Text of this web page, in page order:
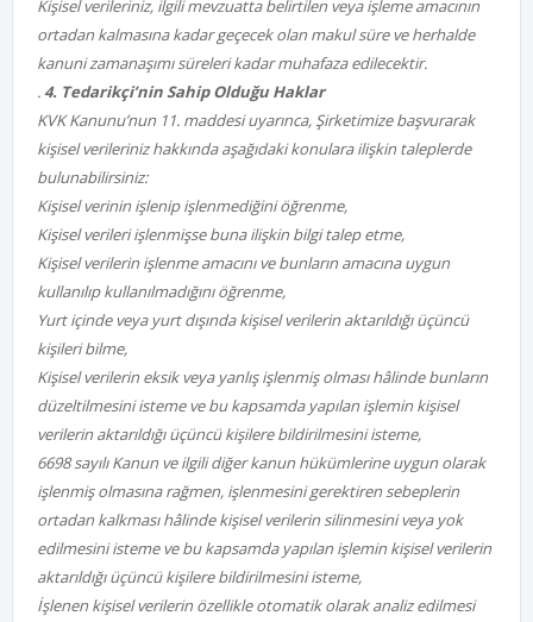
Kişisel verileriniz, ilgili mevzuatta belirtilen veya işleme amacının
ortadan kalmasına kadar geçecek olan makul süre ve herhalde
kanuni zamanaşımı süreleri kadar muhafaza edilecektir.
.4. Tedarikçi’nin Sahip Olduğu Haklar
KVK Kanunu’nun 11. maddesi uyarınca, Şirketimize başvurarak
kişisel verileriniz hakkında aşağıdaki konulara ilişkin taleplerde
bulunabilirsiniz:
Kişisel verinin işlenip işlenmediğini öğrenme,
Kişisel verileri işlenmişse buna ilişkin bilgi talep etme,
Kişisel verilerin işlenme amacını ve bunların amacına uygun
kullanılıp kullanılmadığını öğrenme,
Yurt içinde veya yurt dışında kişisel verilerin aktarıldığı üçüncü
kişileri bilme,
Kişisel verilerin eksik veya yanlış işlenmiş olması hâlinde bunların
düzeltilmesini isteme ve bu kapsamda yapılan işlemin kişisel
verilerin aktarıldığı üçüncü kişilere bildirilmesini isteme,
6698 sayılı Kanun ve ilgili diğer kanun hükümlerine uygun olarak
işlenmiş olmasına rağmen, işlenmesini gerektiren sebeplerin
ortadan kalkması hâlinde kişisel verilerin silinmesini veya yok
edilmesini isteme ve bu kapsamda yapılan işlemin kişisel verilerin
aktarıldığı üçüncü kişilere bildirilmesini isteme,
İşlenen kişisel verilerin özellikle otomatik olarak analiz edilmesi